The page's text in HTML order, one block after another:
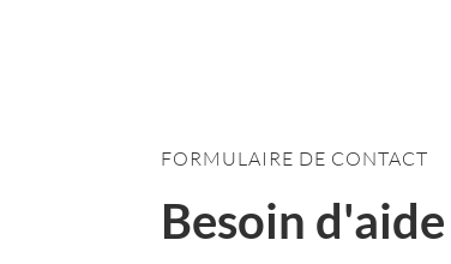
FORMULAIRE DE CONTACT
Besoin